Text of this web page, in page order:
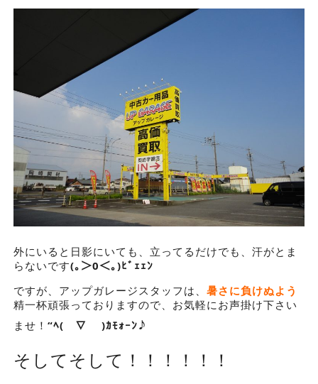
外にいると日影にいても、立ってるだけでも、汗がとま
らないです(｡＞0＜｡)ﾋﾞｪｪﾝ
ですが、アップガレージスタッフは、 暑さに負けぬよう
精一杯頑張っておりますので、お気軽にお声掛け下さい
ませ！ “ﾍ(￣∇￣ )ｶﾓｫｰﾝ♪
そしてそして！！！！！！